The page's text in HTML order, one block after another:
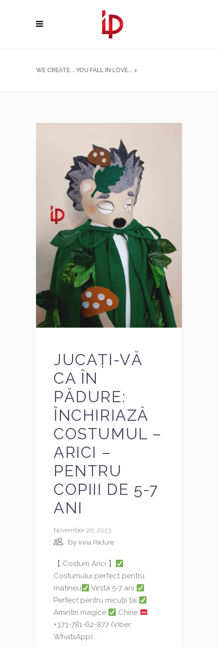
WE CREATE... YOU FALL IN LOVE... >
JUCAȚI-VĂ
CA ÎN
PĂDURE:
ÎNCHIRIAZĂ
COSTUMUL –
ARICI –
PENTRU
COPIII DE 5-7
ANI
November 20, 2023
by Irina Padure
【 Costum Arici 】
Costumului perfect pentru
matineu
Virsta 5-7 ani
Perfect pentru micuții tăi
Amintiri magice
Chirie
+373-781-62-877 (Viber,
WhatsApp)...